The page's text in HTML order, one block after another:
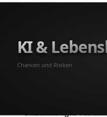
Was Lebenslauf AI anders
Deutsche Marktkenntnis
Besonderheiten des
Bewerbungsfoto-